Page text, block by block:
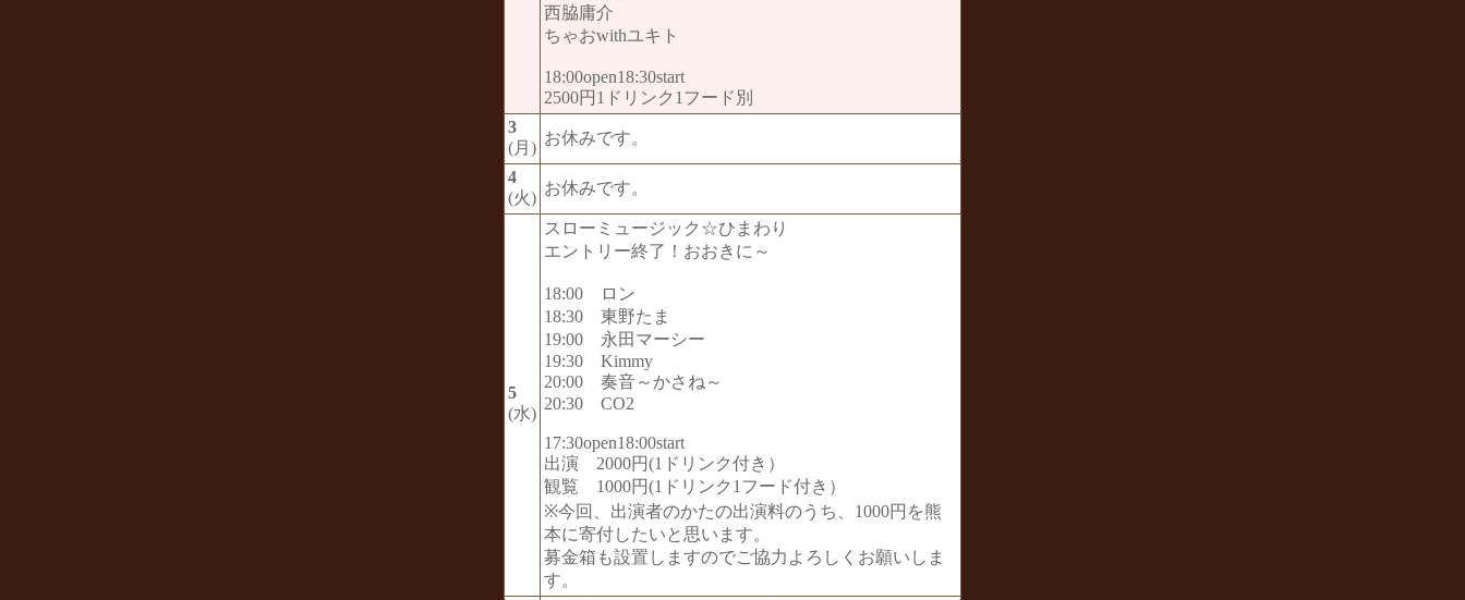
西脇庸介
ちゃおwithユキト
18:00open18:30start
2500円1ドリンク1フード別
3
(月)
お休みです。
4
(火)
お休みです。
5
(水)
スローミュージック☆ひまわり
エントリー終了！おおきに～
18:00 ロン
18:30 東野たま
19:00 永田マーシー
19:30 Kimmy
20:00 奏音～かさね～
20:30 CO2
17:30open18:00start
出演 2000円(1ドリンク付き）
観覧 1000円(1ドリンク1フード付き）
※今回、出演者のかたの出演料のうち、1000円を熊
本に寄付したいと思います。
募金箱も設置しますのでご協力よろしくお願いしま
す。